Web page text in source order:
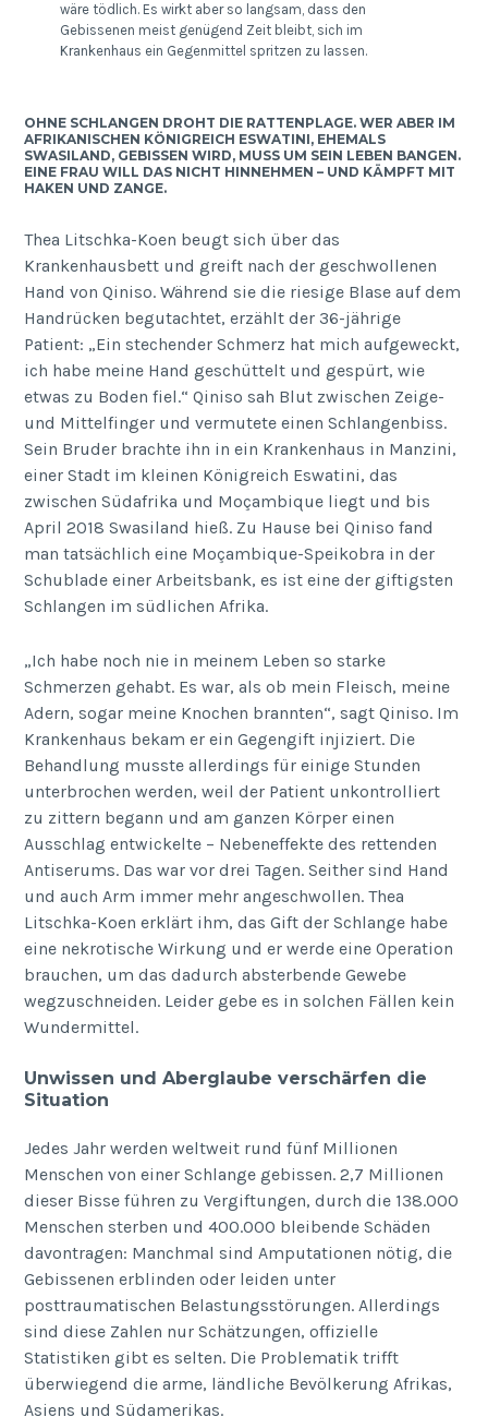
wäre tödlich. Es wirkt aber so langsam, dass den
Gebissenen meist genügend Zeit bleibt, sich im
Krankenhaus ein Gegenmittel spritzen zu lassen.
OHNE SCHLANGEN DROHT DIE RATTENPLAGE. WER ABER IM
AFRIKANISCHEN KÖNIGREICH ESWATINI, EHEMALS
SWASILAND, GEBISSEN WIRD, MUSS UM SEIN LEBEN BANGEN.
EINE FRAU WILL DAS NICHT HINNEHMEN – UND KÄMPFT MIT
HAKEN UND ZANGE.
Thea Litschka-Koen beugt sich über das
Krankenhausbett und greift nach der geschwollenen
Hand von Qiniso. Während sie die riesige Blase auf dem
Handrücken begutachtet, erzählt der 36-jährige
Patient: „Ein stechender Schmerz hat mich aufgeweckt,
ich habe meine Hand geschüttelt und gespürt, wie
etwas zu Boden fiel.“ Qiniso sah Blut zwischen Zeige-
und Mittelfinger und vermutete einen Schlangenbiss.
Sein Bruder brachte ihn in ein Krankenhaus in Manzini,
einer Stadt im kleinen Königreich Eswatini, das
zwischen Südafrika und Moçambique liegt und bis
April 2018 Swasiland hieß. Zu Hause bei Qiniso fand
man tatsächlich eine Moçambique-Speikobra in der
Schublade einer Arbeitsbank, es ist eine der giftigsten
Schlangen im südlichen Afrika.
„Ich habe noch nie in meinem Leben so starke
Schmerzen gehabt. Es war, als ob mein Fleisch, meine
Adern, sogar meine Knochen brannten“, sagt Qiniso. Im
Krankenhaus bekam er ein Gegengift injiziert. Die
Behandlung musste allerdings für einige Stunden
unterbrochen werden, weil der Patient unkontrolliert
zu zittern begann und am ganzen Körper einen
Ausschlag entwickelte – Nebeneffekte des rettenden
Antiserums. Das war vor drei Tagen. Seither sind Hand
und auch Arm immer mehr angeschwollen. Thea
Litschka-Koen erklärt ihm, das Gift der Schlange habe
eine nekrotische Wirkung und er werde eine Operation
brauchen, um das dadurch absterbende Gewebe
wegzuschneiden. Leider gebe es in solchen Fällen kein
Wundermittel.
Unwissen und Aberglaube verschärfen die
Situation
Jedes Jahr werden weltweit rund fünf Millionen
Menschen von einer Schlange gebissen. 2,7 Millionen
dieser Bisse führen zu Vergiftungen, durch die 138.000
Menschen sterben und 400.000 bleibende Schäden
davontragen: Manchmal sind Amputationen nötig, die
Gebissenen erblinden oder leiden unter
posttraumatischen Belastungsstörungen. Allerdings
sind diese Zahlen nur Schätzungen, offizielle
Statistiken gibt es selten. Die Problematik trifft
überwiegend die arme, ländliche Bevölkerung Afrikas,
Asiens und Südamerikas.